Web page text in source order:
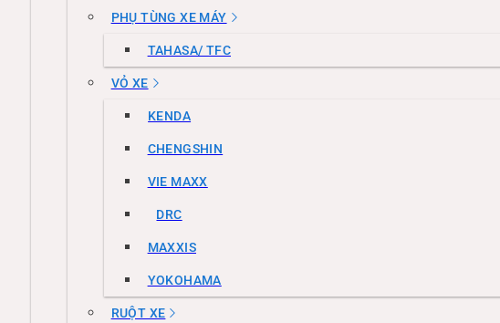
PHỤ TÙNG XE MÁY
TAHASA/ TFC
VỎ XE
KENDA
CHENGSHIN
VIE MAXX
DRC
MAXXIS
YOKOHAMA
RUỘT XE